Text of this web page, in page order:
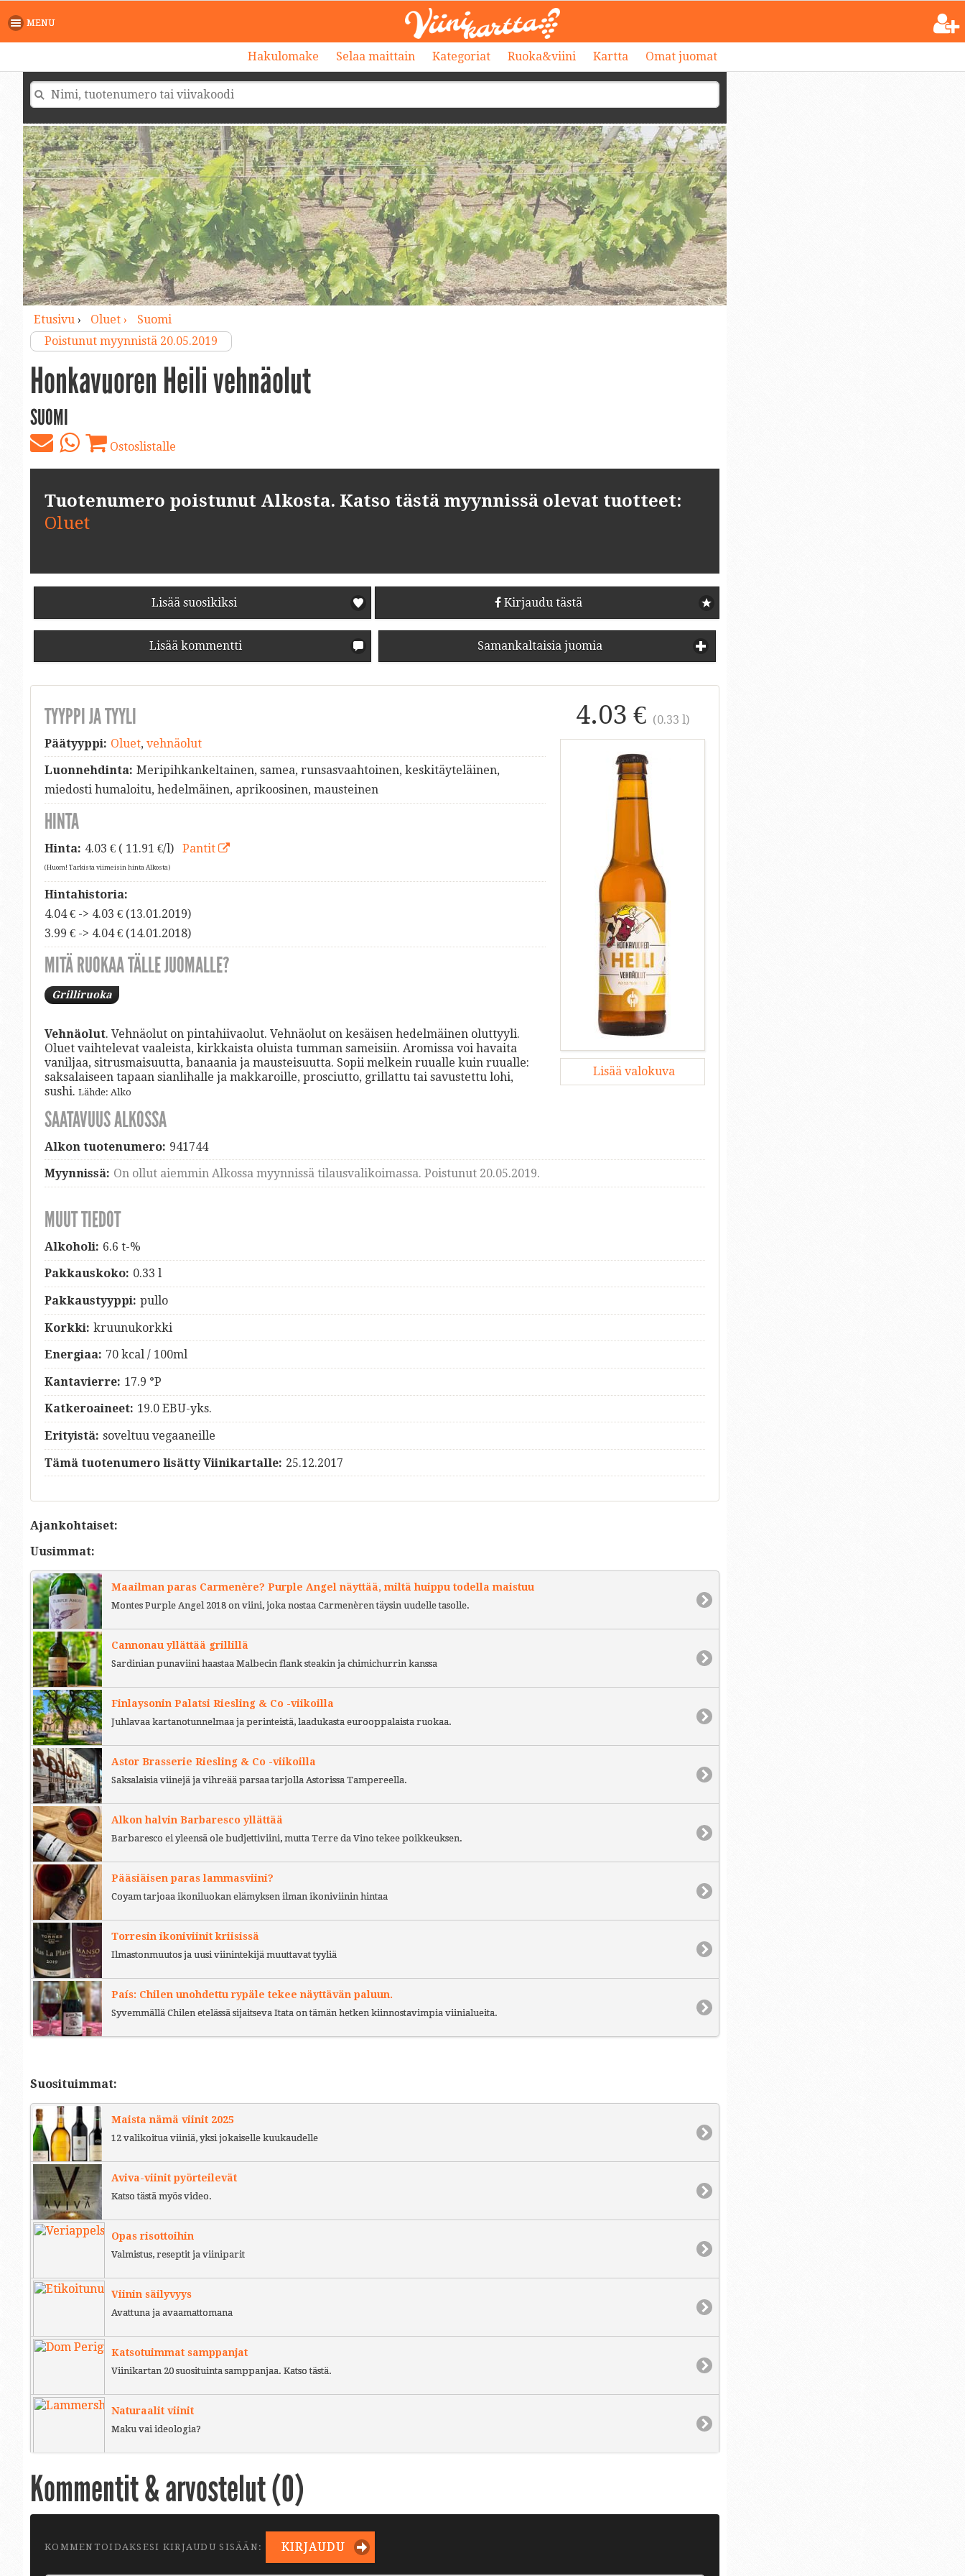
MENU
Hakulomake Selaa maittain Kategoriat Ruoka&viini Kartta Omat juomat
Etusivu› Oluet ›
Suomi
Poistunut myynnistä 20.05.2019
Honkavuoren Heili vehnäolut
SUOMI
Ostoslistalle
Tuotenumero poistunut Alkosta. Katso tästä myynnissä olevat tuotteet:
Oluet
Lisää suosikiksi Kirjaudu tästä
Lisää kommentti Samankaltaisia juomia
4.03 € (0.33 l)
Lisää valokuva
TYYPPI JA TYYLI
Päätyyppi: Oluet, vehnäolut
Luonnehdinta: Meripihkankeltainen, samea, runsasvaahtoinen, keskitäyteläinen,
miedosti humaloitu, hedelmäinen, aprikoosinen, mausteinen
HINTA
Hinta: 4.03 € ( 11.91 €/l) Pantit
(Huom! Tarkista viimeisin hinta Alkosta)
Hintahistoria:
4.04 € -> 4.03 € (13.01.2019)
3.99 € -> 4.04 € (14.01.2018)
MITÄ RUOKAA TÄLLE JUOMALLE?
Grilliruoka
Vehnäolut. Vehnäolut on pintahiivaolut. Vehnäolut on kesäisen hedelmäinen oluttyyli.
Oluet vaihtelevat vaaleista, kirkkaista oluista tumman sameisiin. Aromissa voi havaita
vaniljaa, sitrusmaisuutta, banaania ja mausteisuutta. Sopii melkein ruualle kuin ruualle:
saksalaiseen tapaan sianlihalle ja makkaroille, prosciutto, grillattu tai savustettu lohi,
sushi. Lähde: Alko
SAATAVUUS ALKOSSA
Alkon tuotenumero: 941744
Myynnissä: On ollut aiemmin Alkossa myynnissä tilausvalikoimassa. Poistunut 20.05.2019.
MUUT TIEDOT
Alkoholi: 6.6 t-%
Pakkauskoko: 0.33 l
Pakkaustyyppi: pullo
Korkki: kruunukorkki
Energiaa: 70 kcal / 100ml
Kantavierre: 17.9 °P
Katkeroaineet: 19.0 EBU-yks.
Erityistä: soveltuu vegaaneille
Tämä tuotenumero lisätty Viinikartalle: 25.12.2017
Ajankohtaiset:
Uusimmat:
Maailman paras Carmenère? Purple Angel näyttää, miltä huippu todella maistuu
Montes Purple Angel 2018 on viini, joka nostaa Carmenèren täysin uudelle tasolle.
Cannonau yllättää grillillä
Sardinian punaviini haastaa Malbecin flank steakin ja chimichurrin kanssa
Finlaysonin Palatsi Riesling & Co -viikoilla
Juhlavaa kartanotunnelmaa ja perinteistä, laadukasta eurooppalaista ruokaa.
Astor Brasserie Riesling & Co -viikoilla
Saksalaisia viinejä ja vihreää parsaa tarjolla Astorissa Tampereella.
Alkon halvin Barbaresco yllättää
Barbaresco ei yleensä ole budjettiviini, mutta Terre da Vino tekee poikkeuksen.
Pääsiäisen paras lammasviini?
Coyam tarjoaa ikoniluokan elämyksen ilman ikoniviinin hintaa
Torresin ikoniviinit kriisissä
Ilmastonmuutos ja uusi viinintekijä muuttavat tyyliä
País: Chilen unohdettu rypäle tekee näyttävän paluun.
Syvemmällä Chilen etelässä sijaitseva Itata on tämän hetken kiinnostavimpia viinialueita.
Suosituimmat:
Maista nämä viinit 2025
12 valikoitua viiniä, yksi jokaiselle kuukaudelle
Aviva-viinit pyörteilevät
Katso tästä myös video.
Opas risottoihin
Valmistus, reseptit ja viiniparit
Viinin säilyvyys
Avattuna ja avaamattomana
Katsotuimmat samppanjat
Viinikartan 20 suosituinta samppanjaa. Katso tästä.
Naturaalit viinit
Maku vai ideologia?
Kommentit & arvostelut (0)
KOMMENTOIDAKSESI KIRJAUDU SISÄÄN: KIRJAUDU